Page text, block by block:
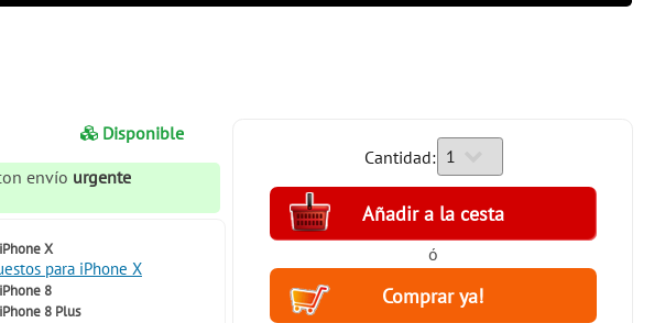
Disponible
envío urgente
iPhone X
para iPhone X
iPhone 8
iPhone 8 Plus
Cantidad:
ó